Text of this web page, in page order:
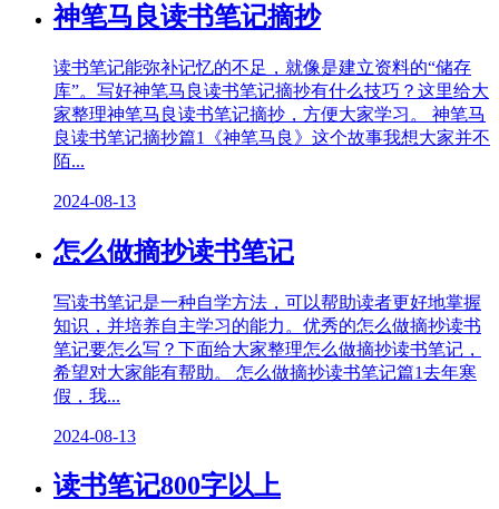
神笔马良读书笔记摘抄
读书笔记能弥补记忆的不足，就像是建立资料的“储存
库”。写好神笔马良读书笔记摘抄有什么技巧？这里给大
家整理神笔马良读书笔记摘抄，方便大家学习。 神笔马
良读书笔记摘抄篇1《神笔马良》这个故事我想大家并不
陌...
2024-08-13
怎么做摘抄读书笔记
写读书笔记是一种自学方法，可以帮助读者更好地掌握
知识，并培养自主学习的能力。优秀的怎么做摘抄读书
笔记要怎么写？下面给大家整理怎么做摘抄读书笔记，
希望对大家能有帮助。 怎么做摘抄读书笔记篇1去年寒
假，我...
2024-08-13
读书笔记800字以上